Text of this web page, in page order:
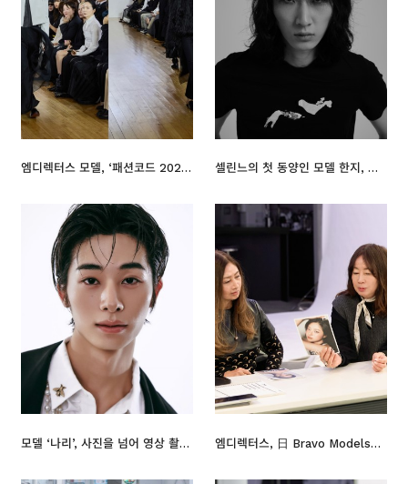
엠디렉터스 모델, ‘패션코드 2026 FW’ 트로아(TROA) 런웨이 성료 셀린느의 첫 동양인 모델 한지, 저만의 분위기로 활동 영역을 넓혀 가겠습니다
모델 ‘나리’, 사진을 넘어 영상 촬영에도 도전해보고 싶어요 엠디렉터스, 日 Bravo Models와 스카우팅 진행 “한국 모델, 글로벌 시장서 활약 기대”